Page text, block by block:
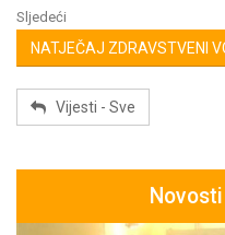
Sljedeći
NATJEČAJ ZDRAVSTVENI
Vijesti - Sve